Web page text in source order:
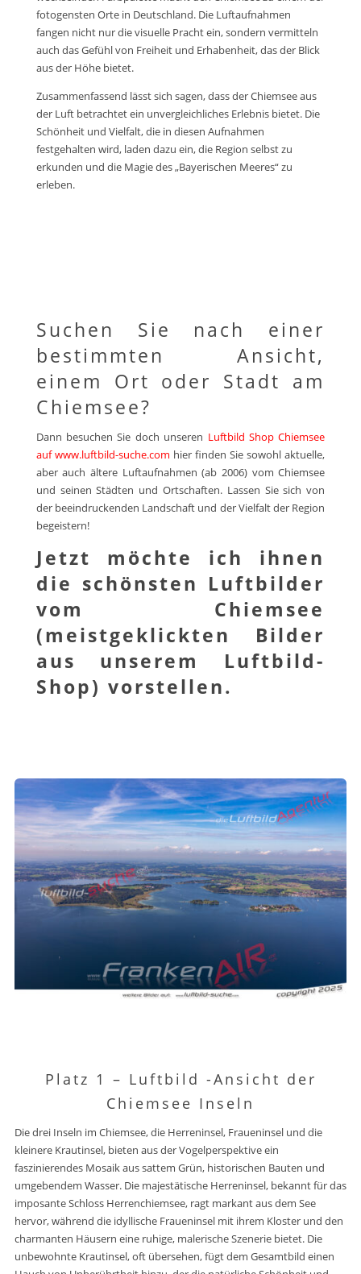
fotogensten Orte in Deutschland. Die Luftaufnahmen
fangen nicht nur die visuelle Pracht ein, sondern vermitteln
auch das Gefühl von Freiheit und Erhabenheit, das der Blick
aus der Höhe bietet.
Zusammenfassend lässt sich sagen, dass der Chiemsee aus
der Luft betrachtet ein unvergleichliches Erlebnis bietet. Die
Schönheit und Vielfalt, die in diesen Aufnahmen
festgehalten wird, laden dazu ein, die Region selbst zu
erkunden und die Magie des „Bayerischen Meeres“ zu
erleben.
Suchen Sie nach einer
bestimmten Ansicht,
einem Ort oder Stadt am
Chiemsee?
Dann besuchen Sie doch unseren Luftbild Shop Chiemsee
auf www.luftbild-suche.com hier finden Sie sowohl aktuelle,
aber auch ältere Luftaufnahmen (ab 2006) vom Chiemsee
und seinen Städten und Ortschaften. Lassen Sie sich von
der beeindruckenden Landschaft und der Vielfalt der Region
begeistern!
Jetzt möchte ich ihnen
die schönsten Luftbilder
vom Chiemsee
(meistgeklickten Bilder
aus unserem Luftbild-
Shop) vorstellen.
Platz 1 – Luftbild -Ansicht der
Chiemsee Inseln
Die drei Inseln im Chiemsee, die Herreninsel, Fraueninsel und die
kleinere Krautinsel, bieten aus der Vogelperspektive ein
faszinierendes Mosaik aus sattem Grün, historischen Bauten und
umgebendem Wasser. Die majestätische Herreninsel, bekannt für das
imposante Schloss Herrenchiemsee, ragt markant aus dem See
hervor, während die idyllische Fraueninsel mit ihrem Kloster und den
charmanten Häusern eine ruhige, malerische Szenerie bietet. Die
unbewohnte Krautinsel, oft übersehen, fügt dem Gesamtbild einen